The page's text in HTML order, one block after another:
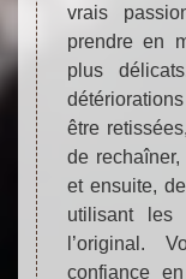
vrais
prendre en
plus
être
de
et ensuite,
utilisant les
l’original.
confiance